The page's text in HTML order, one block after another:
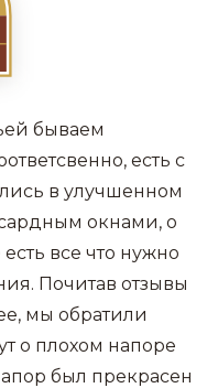
бываем
есть с
в улучшенном
окнами, о
все что нужно
Почитав отзывы
мы обратили
о плохом напоре
был прекрасен